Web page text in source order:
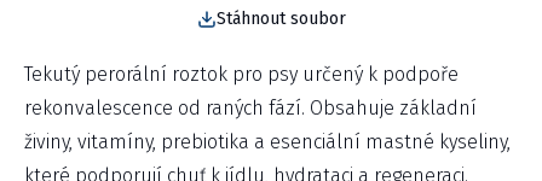
Stáhnout soubor
Tekutý perorální roztok pro psy určený k podpoře
rekonvalescence od raných fází. Obsahuje základní
živiny, vitamíny, prebiotika a esenciální mastné kyseliny,
které podporují chuť k jídlu, hydrataci a regeneraci.